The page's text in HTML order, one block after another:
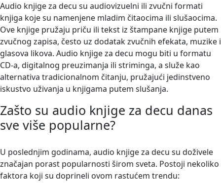
Audio knjige za decu su audiovizuelni ili zvučni formati
knjiga koje su namenjene mladim čitaocima ili slušaocima.
Ove knjige pružaju priču ili tekst iz štampane knjige putem
zvučnog zapisa, često uz dodatak zvučnih efekata, muzike i
glasova likova. Audio knjige za decu mogu biti u formatu
CD-a, digitalnog preuzimanja ili striminga, a služe kao
alternativa tradicionalnom čitanju, pružajući jedinstveno
iskustvo uživanja u knjigama putem slušanja.
Zašto su audio knjige za decu danas
sve više popularne?
U poslednjim godinama, audio knjige za decu su doživele
značajan porast popularnosti širom sveta. Postoji nekoliko
faktora koji su doprineli ovom rastućem trendu: